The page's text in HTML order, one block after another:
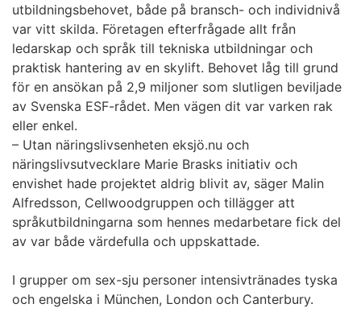
utbildningsbehovet, både på bransch- och individnivå
var vitt skilda. Företagen efterfrågade allt från
ledarskap och språk till tekniska utbildningar och
praktisk hantering av en skylift. Behovet låg till grund
för en ansökan på 2,9 miljoner som slutligen beviljade
av Svenska ESF-rådet. Men vägen dit var varken rak
eller enkel.
– Utan näringslivsenheten eksjö.nu och
näringslivsutvecklare Marie Brasks initiativ och
envishet hade projektet aldrig blivit av, säger Malin
Alfredsson, Cellwoodgruppen och tillägger att
språkutbildningarna som hennes medarbetare fick del
av var både värdefulla och uppskattade.
I grupper om sex-sju personer intensivtränades tyska
och engelska i München, London och Canterbury.